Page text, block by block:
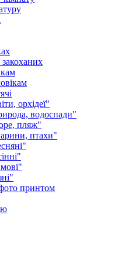
орхідеї"
водоспади"
пляж"
птахи"
принтом